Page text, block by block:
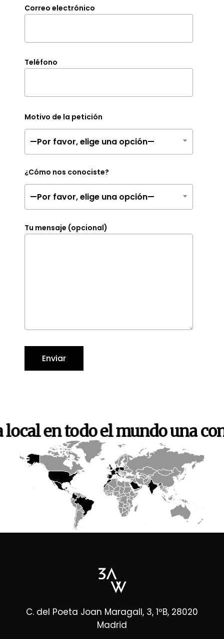
Correo electrónico
Teléfono
Motivo de la petición
—Por favor, elige una opción—
¿Cómo nos conociste?
—Por favor, elige una opción—
Tu mensaje (opcional)
en todo el mundouna
C. del Poeta Joan Maragall, 3, 1ºB, 28020
Madrid